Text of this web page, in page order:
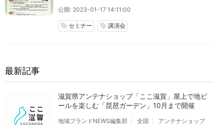
公開: 2023-01-17 14:11:00
local_offer セミナー local_offer 講演会
最新記事
滋賀県アンテナショップ「ここ滋賀」屋上で地ビ
ールを楽しむ「琵琶ガーデン」10月まで開催
地域ブランドNEWS編集部 全国 アンテナショップ